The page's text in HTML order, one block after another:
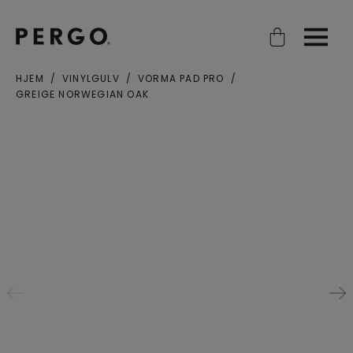
Open searchOpen
HJEM VINYLGULV
VORMA PAD PRO
GREIGE NORWEGIAN OAK